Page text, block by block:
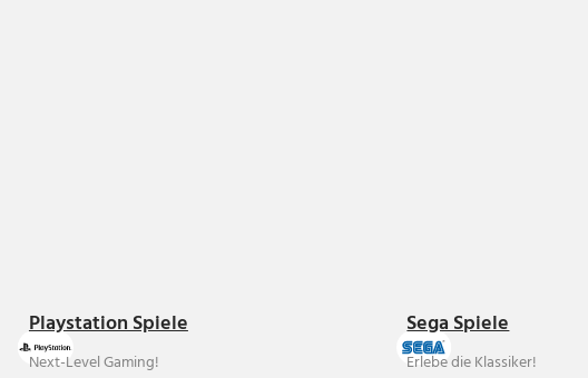
Playstation Spiele
Next-Level Gaming!
Sega Spiele
Erlebe die Klassiker!